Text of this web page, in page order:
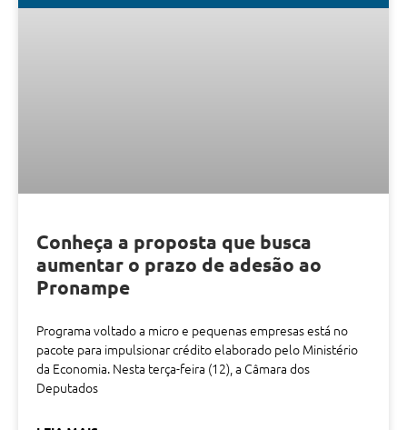
Conheça a proposta que busca
aumentar o prazo de adesão ao
Pronampe
Programa voltado a micro e pequenas empresas está no
pacote para impulsionar crédito elaborado pelo Ministério
da Economia. Nesta terça-feira (12), a Câmara dos
Deputados